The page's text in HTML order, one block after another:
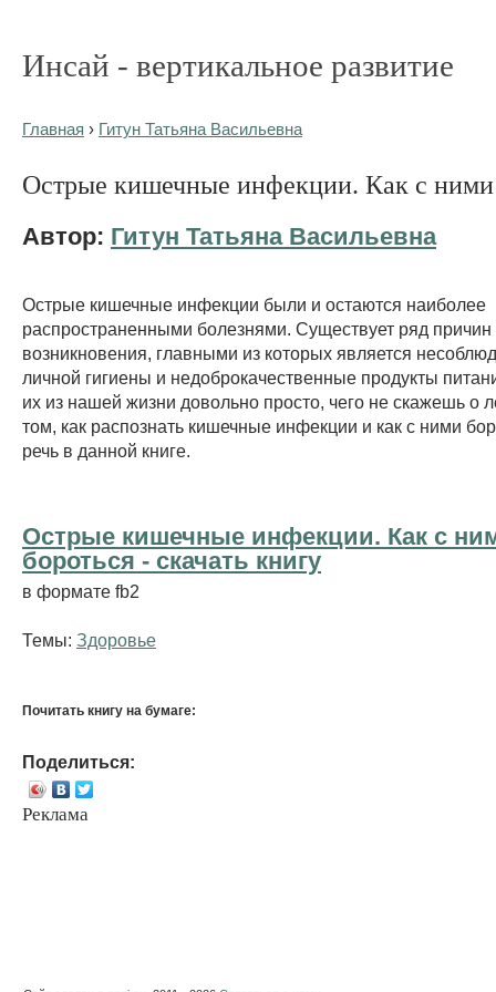
Инсай - вертикальное развитие
Главная › Гитун Татьяна Васильевна
Острые кишечные инфекции. Как с ними
Автор: Гитун Татьяна Васильевна
Острые кишечные инфекции были и остаются наиболее
распространенными болезнями. Существует ряд причин
возникновения, главными из которых является
личной гигиены и недоброкачественные продукты
их из нашей жизни довольно просто, чего не скажешь о
том, как распознать кишечные инфекции и как с ними
речь в данной книге.
Острые кишечные инфекции. Как с
бороться - cкачать книгу
в формате fb2
Темы: Здоровье
Почитать книгу на бумаге:
Поделиться:
Реклама